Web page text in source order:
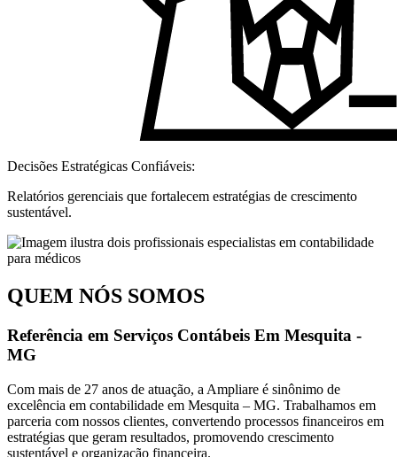
Decisões Estratégicas Confiáveis:
Relatórios gerenciais que fortalecem estratégias de crescimento
sustentável.
QUEM NÓS SOMOS
Referência em Serviços Contábeis Em Mesquita -
MG
Com mais de 27 anos de atuação, a Ampliare é sinônimo de
excelência em contabilidade em Mesquita – MG. Trabalhamos em
parceria com nossos clientes, convertendo processos financeiros em
estratégias que geram resultados, promovendo crescimento
sustentável e organização financeira.